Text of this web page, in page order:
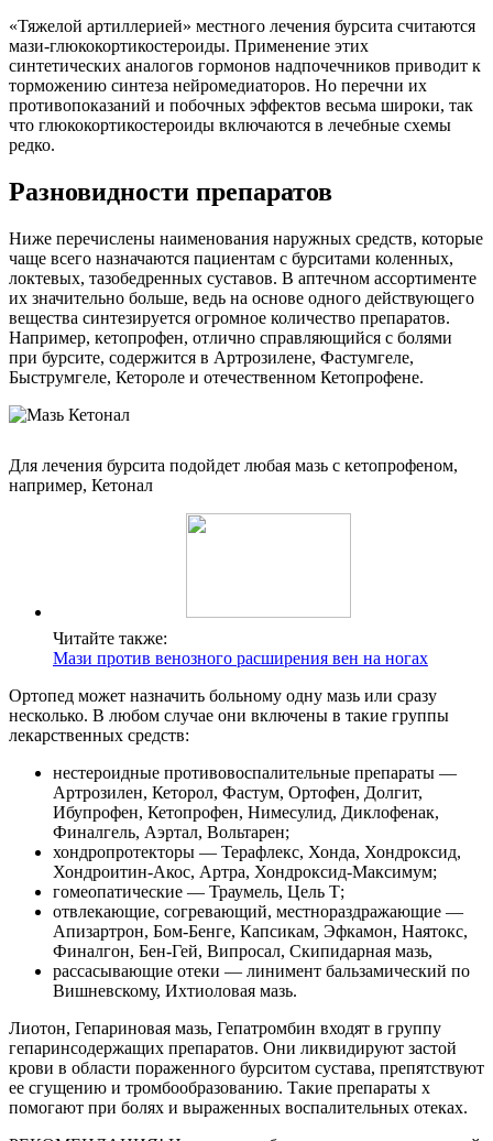
«Тяжелой артиллерией» местного лечения бурсита считаются
мази-глюкокортикостероиды. Применение этих
синтетических аналогов гормонов надпочечников приводит к
торможению синтеза нейромедиаторов. Но перечни их
противопоказаний и побочных эффектов весьма широки, так
что глюкокортикостероиды включаются в лечебные схемы
редко.
Разновидности препаратов
Ниже перечислены наименования наружных средств, которые
чаще всего назначаются пациентам с бурситами коленных,
локтевых, тазобедренных суставов. В аптечном ассортименте
их значительно больше, ведь на основе одного действующего
вещества синтезируется огромное количество препаратов.
Например, кетопрофен, отлично справляющийся с болями
при бурсите, содержится в Артрозилене, Фастумгеле,
Быструмгеле, Кетороле и отечественном Кетопрофене.
Для лечения бурсита подойдет любая мазь с кетопрофеном,
например, Кетонал
Читайте также:
Мази против венозного расширения вен на ногах
Ортопед может назначить больному одну мазь или сразу
несколько. В любом случае они включены в такие группы
лекарственных средств:
нестероидные противовоспалительные препараты —
Артрозилен, Кеторол, Фастум, Ортофен, Долгит,
Ибупрофен, Кетопрофен, Нимесулид, Диклофенак,
Финалгель, Аэртал, Вольтарен;
хондропротекторы — Терафлекс, Хонда, Хондроксид,
Хондроитин-Акос, Артра, Хондроксид-Максимум;
гомеопатические — Траумель, Цель Т;
отвлекающие, согревающий, местнораздражающие —
Апизартрон, Бом-Бенге, Капсикам, Эфкамон, Наятокс,
Финалгон, Бен-Гей, Випросал, Скипидарная мазь,
рассасывающие отеки — линимент бальзамический по
Вишневскому, Ихтиоловая мазь.
Лиотон, Гепариновая мазь, Гепатромбин входят в группу
гепаринсодержащих препаратов. Они ликвидируют застой
крови в области пораженного бурситом сустава, препятствуют
ее сгущению и тромбообразованию. Такие препараты х
помогают при болях и выраженных воспалительных отеках.